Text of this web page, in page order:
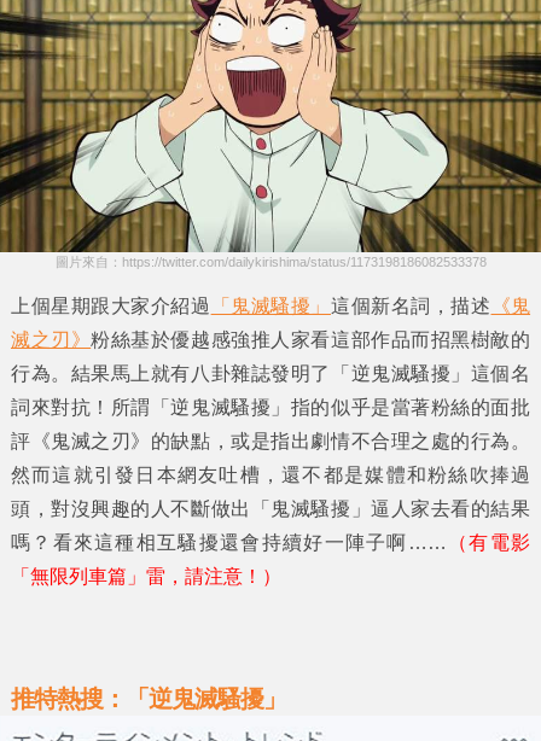
圖片來自：https://twitter.com/dailykirishima/status/1173198186082533378
上個星期跟大家介紹過 「鬼滅騷擾」 這個新名詞，描述 《鬼
滅之刃》粉絲基於優越感強推人家看這部作品而招黑樹敵的
行為。結果馬上就有八卦雜誌發明了
「逆鬼滅騷擾」 這個名
詞來對抗！所謂
「逆鬼滅騷擾」 指的似乎是當著粉絲的面批
評 《鬼滅之刃》 的缺點，或是指出劇情不合理之處的行為。
然而這就引發日本網友吐槽，還不都是媒體和粉絲吹捧過
頭，對沒興趣的人不斷做出
「鬼滅騷擾」逼人家去看的結果
嗎？看來這種相互騷擾還會持續好一陣子啊……
（有電影
「無限列車篇」雷，請注意！）
推特熱搜：「逆鬼滅騷擾」